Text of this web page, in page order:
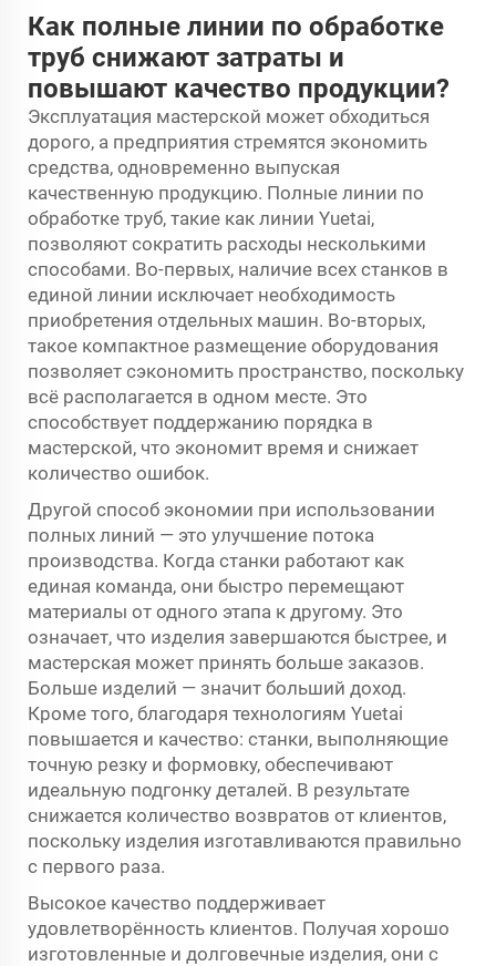
Как полные линии по обработке
труб снижают затраты и
повышают качество продукции?
Эксплуатация мастерской может обходиться
дорого, а предприятия стремятся экономить
средства, одновременно выпуская
качественную продукцию. Полные линии по
обработке труб, такие как линии Yuetai,
позволяют сократить расходы несколькими
способами. Во-первых, наличие всех станков в
единой линии исключает необходимость
приобретения отдельных машин. Во-вторых,
такое компактное размещение оборудования
позволяет сэкономить пространство, поскольку
всё располагается в одном месте. Это
способствует поддержанию порядка в
мастерской, что экономит время и снижает
количество ошибок.
Другой способ экономии при использовании
полных линий — это улучшение потока
производства. Когда станки работают как
единая команда, они быстро перемещают
материалы от одного этапа к другому. Это
означает, что изделия завершаются быстрее, и
мастерская может принять больше заказов.
Больше изделий — значит больший доход.
Кроме того, благодаря технологиям Yuetai
повышается и качество: станки, выполняющие
точную резку и формовку, обеспечивают
идеальную подгонку деталей. В результате
снижается количество возвратов от клиентов,
поскольку изделия изготавливаются правильно
с первого раза.
Высокое качество поддерживает
удовлетворённость клиентов. Получая хорошо
изготовленные и долговечные изделия, они с